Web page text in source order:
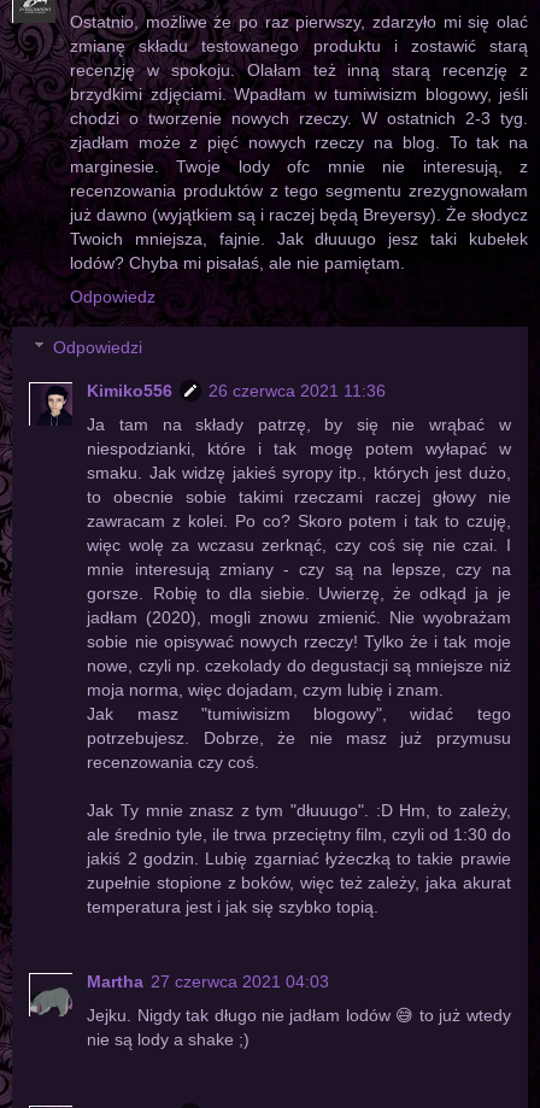
Ostatnio, możliwe że po raz pierwszy, zdarzyło mi się olać
zmianę składu testowanego produktu i zostawić starą
recenzję w spokoju. Olałam też inną starą recenzję z
brzydkimi zdjęciami. Wpadłam w tumiwisizm blogowy, jeśli
chodzi o tworzenie nowych rzeczy. W ostatnich 2-3 tyg.
zjadłam może z pięć nowych rzeczy na blog. To tak na
marginesie. Twoje lody ofc mnie nie interesują, z
recenzowania produktów z tego segmentu zrezygnowałam
już dawno (wyjątkiem są i raczej będą Breyersy). Że słodycz
Twoich mniejsza, fajnie. Jak dłuuugo jesz taki kubełek
lodów? Chyba mi pisałaś, ale nie pamiętam.
Odpowiedz
Odpowiedzi
Kimiko556
26 czerwca 2021 11:36
Ja tam na składy patrzę, by się nie wrąbać w
niespodzianki, które i tak mogę potem wyłapać w
smaku. Jak widzę jakieś syropy itp., których jest dużo,
to obecnie sobie takimi rzeczami raczej głowy nie
zawracam z kolei. Po co? Skoro potem i tak to czuję,
więc wolę za wczasu zerknąć, czy coś się nie czai. I
mnie interesują zmiany - czy są na lepsze, czy na
gorsze. Robię to dla siebie. Uwierzę, że odkąd ja je
jadłam (2020), mogli znowu zmienić. Nie wyobrażam
sobie nie opisywać nowych rzeczy! Tylko że i tak moje
nowe, czyli np. czekolady do degustacji są mniejsze niż
moja norma, więc dojadam, czym lubię i znam.
Jak masz "tumiwisizm blogowy", widać tego
potrzebujesz. Dobrze, że nie masz już przymusu
recenzowania czy coś.
Jak Ty mnie znasz z tym "dłuuugo". :D Hm, to zależy,
ale średnio tyle, ile trwa przeciętny film, czyli od 1:30 do
jakiś 2 godzin. Lubię zgarniać łyżeczką to takie prawie
zupełnie stopione z boków, więc też zależy, jaka akurat
temperatura jest i jak się szybko topią.
Martha 27 czerwca 2021 04:03
Jejku. Nigdy tak długo nie jadłam lodów 😅 to już wtedy
nie są lody a shake ;)